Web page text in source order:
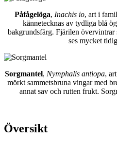
Påfågelöga, Inachis io, art i
kännetecknas av tydliga blå
bakgrundsfärg. Fjärilen
ses mycket
Sorgmantel, Nymphalis antiopa,
mörkt sammetsbruna vingar med
annat sav och rutten frukt.
Översikt